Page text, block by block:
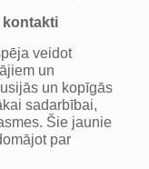
kontakti
veidot
un
un kopīgās
sadarbībai,
Šie jaunie
par